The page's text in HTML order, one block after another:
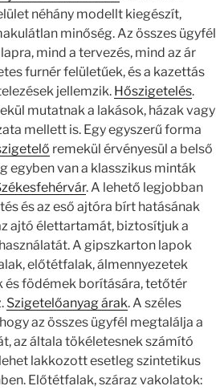
néhány modellt kiegészít,
minőség. Az összes ügyfél
mind a tervezés, mind az ár
furnér felületűek, és a kazettás
jellemzik. Hőszigetelés.
mutatnak a lakások, házak vagy
mellett is. Egy egyszerű forma
remekül érvényesül a belső
egyben van a klasszikus minták
. A lehető legjobban
és az eső ajtóra bírt hatásának
ajtó élettartamát, biztosítjuk a
A gipszkarton lapok
előtétfalak, álmennyezetek
és födémek borítására, tetőtér
Szigetelőanyag árak. A széles
az összes ügyfél megtalálja a
az általa tökéletesnek számító
lakkozott esetleg szintetikus
Előtétfalak, száraz vakolatok: